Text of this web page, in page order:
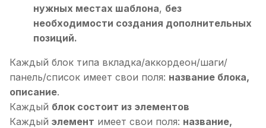
нужных местах шаблона, без
необходимости создания дополнительных
позиций.
Каждый блок типа вкладка/аккордеон/шаги/
панель/список имеет свои поля: название блока,
описание.
Каждый блок состоит из элементов
Каждый элемент имеет свои поля: название,